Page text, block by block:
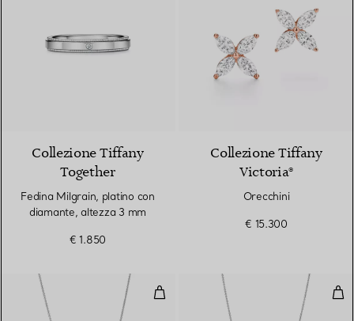
Collezione Tiffany
Together
Fedina Milgrain, platino con
diamante, altezza 3 mm
€ 1.850
Collezione Tiffany
Victoria®
Orecchini
€ 15.300
Pendente